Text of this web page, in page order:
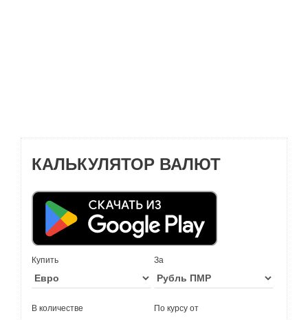
КАЛЬКУЛЯТОР ВАЛЮТ
Купить За
В количестве По курсу от